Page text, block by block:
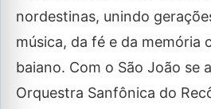
nordestinas, unindo
música, da fé e da memória
baiano. Com o São João se
Orquestra Sanfônica do